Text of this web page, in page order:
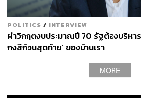
POLITICS / INTERVIEW
ผ่าวิกฤตงบประมาณปี 70 รัฐต้องบริหาร
กงสีก้อนสุดท้าย’ ของบ้านเรา
MORE